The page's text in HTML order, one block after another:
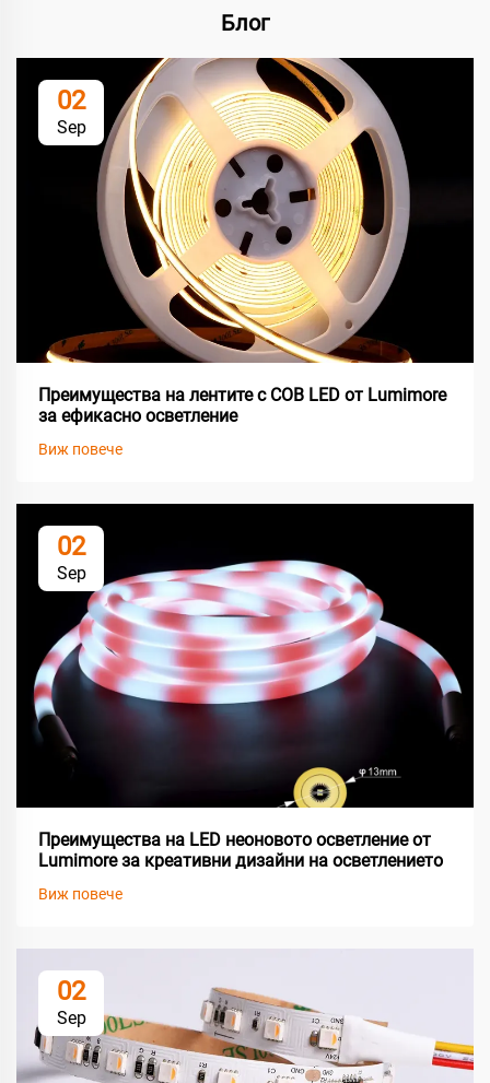
Блог
02
Sep
Преимущества на лентите с COB LED от Lumimore
за ефикасно осветление
Виж повече
02
Sep
Преимущества на LED неоновото осветление от
Lumimore за креативни дизайни на осветлението
Виж повече
02
Sep